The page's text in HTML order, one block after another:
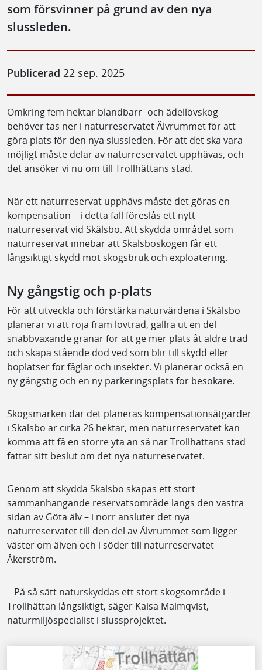
som försvinner på grund av den nya
slussleden.
Publicerad 22 sep. 2025
Omkring fem hektar blandbarr- och ädellövskog
behöver tas ner i naturreservatet Älvrummet för att
göra plats för den nya slussleden. För att det ska vara
möjligt måste delar av naturreservatet upphävas, och
det ansöker vi nu om till Trollhättans stad.
När ett naturreservat upphävs måste det göras en
kompensation – i detta fall föreslås ett nytt
naturreservat vid Skälsbo. Att skydda området som
naturreservat innebär att Skälsboskogen får ett
långsiktigt skydd mot skogsbruk och exploatering.
Ny gångstig och p-plats
För att utveckla och förstärka naturvärdena i Skälsbo
planerar vi att röja fram lövträd, gallra ut en del
snabbväxande granar för att ge mer plats åt äldre träd
och skapa stående död ved som blir till skydd eller
boplatser för fåglar och insekter. Vi planerar också en
ny gångstig och en ny parkeringsplats för besökare.
Skogsmarken där det planeras kompensationsåtgärder
i Skälsbo är cirka 26 hektar, men naturreservatet kan
komma att få en större yta än så när Trollhättans stad
fattar sitt beslut om det nya naturreservatet.
Genom att skydda Skälsbo skapas ett stort
sammanhängande reservatsområde längs den västra
sidan av Göta älv – i norr ansluter det nya
naturreservatet till den del av Älvrummet som ligger
väster om älven och i söder till naturreservatet
Åkerström.
– På så sätt naturskyddas ett stort skogsområde i
Trollhättan långsiktigt, säger Kaisa Malmqvist,
naturmiljöspecialist i slussprojektet.